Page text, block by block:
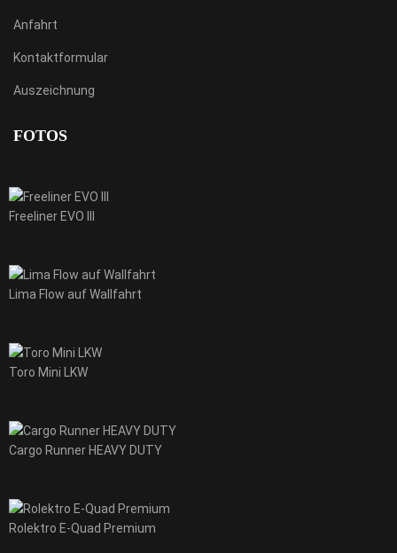
Anfahrt
Kontaktformular
Auszeichnung
FOTOS
Freeliner EVO III
Lima Flow auf Wallfahrt
Toro Mini LKW
Cargo Runner HEAVY DUTY
Rolektro E-Quad Premium